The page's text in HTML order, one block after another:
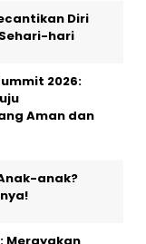
Diri
hari
2026:
Aman dan
anak?